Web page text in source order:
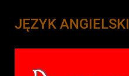
JĘZYK ANGIELSKI